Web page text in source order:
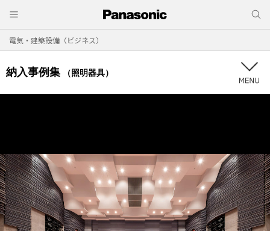
電気・建築設備（ビジネス）
納入事例集 （照明器具）